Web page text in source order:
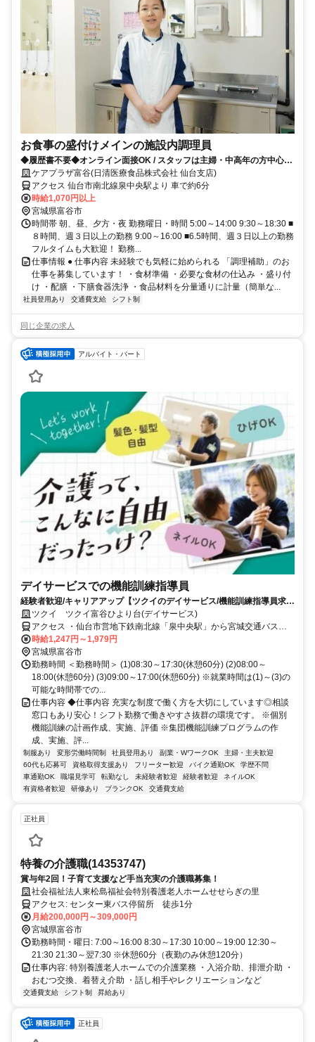
お食事の盛付けメインの施設内調理員
◆履歴書不要◆オンライン面接OK / スタッフは主婦・中高年の方中心！
柔軟な 働き方に理解あり◎
ケアプラザ富谷(日清医療食品株式会社 仙台支店)
アクセス 仙台市南北線泉中央駅より 車で約6分
時給1,070円以上
宮城県富谷市
時間帯 朝、昼、夕方・夜 勤務曜日・時間 5:00～14:00 9:30～18:30 ■
８時間、週３日以上の勤務 9:00～16:00 ■6.5時間、週３日以上の勤務
フルタイムも大歓迎！ 勤務...
仕事情報 ● 仕事内容 未経験でも気軽に始められる 「調理補助」のお
仕事を募集しています！ ・食材準備 ・必要な食材の仕込み ・盛り付
け ・配膳 ・下膳食器洗浄 ・食品材料を分量通りに計量（簡単な...
社員登用あり 交通費支給 シフト制
同じ企業の求人
アルバイト・パート
デイサービスでの機能訓練指導員
経験者歓迎/キャリアアップ【ツクイのデイサービス/機能訓練指導員求
人】ツクイ ツクイ富谷ひより台(デイサービス)
アクセス ・仙台市営地下鉄南北線「泉中央駅」から宮城交通バス乗
車、「富谷学校前」下車徒歩約10分
時給1,247円～1,979円
宮城県富谷市
勤務時間 ＜勤務時間＞ (1)08:30～17:30(休憩60分) (2)08:00～
18:00(休憩60分) (3)09:00～17:00(休憩60分) ※就業時間は(1)～(3)の
可能な時間帯での...
仕事内容 ◆仕事内容 充実な制度で働く方を大切にしています◎相談
窓口もあり安心！シフト勤務で働きやすさ抜群の環境です。 ※個別
機能訓練の計画作成、実施、評価 ※集団機能訓練プログラムの作
成、実施、評...
制服あり 変形労働時間制 社員登用あり 副業・WワークOK
主婦・主夫歓迎
60代も応募可
資格取得支援あり フリーター歓迎 バイク通勤OK
学歴不問
車通勤OK
職場見学可 転勤なし 未経験者歓迎 経験者歓迎
ネイルOK
有資格者歓迎
研修あり ブランクOK 交通費支給
正社員
特養の介護職(14353747)
賞与年2回！子育て支援など手当充実の介護職募集！
社会福祉法人東松島福祉会特別養護老人ホームせせらぎの里
アクセス: センター東バス停留所 徒歩1分
月給200,000円～309,000円
宮城県富谷市
勤務時間・曜日: 7:00～16:00 8:30～17:30 10:00～19:00 12:30～
21:30 21:30～翌7:30 ※休憩60分（夜勤のみ休憩120分）
仕事内容: 特別養護老人ホームでの介護業務 ・入浴介助、排泄介助 ・
おむつ交換、着替え介助 ・話し相手やレクリエーションなど
交通費支給 シフト制 昇給あり
正社員